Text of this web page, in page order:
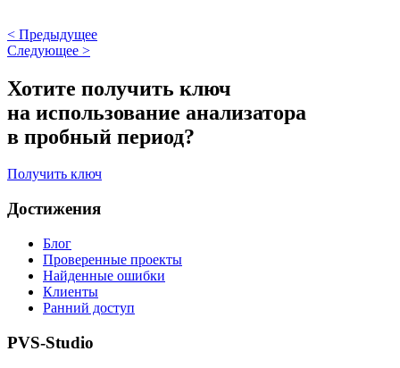
< Предыдущее
Следующее >
Хотите получить ключ
на использование анализатора
в пробный период?
Получить ключ
Достижения
Блог
Проверенные проекты
Найденные ошибки
Клиенты
Ранний доступ
PVS-Studio